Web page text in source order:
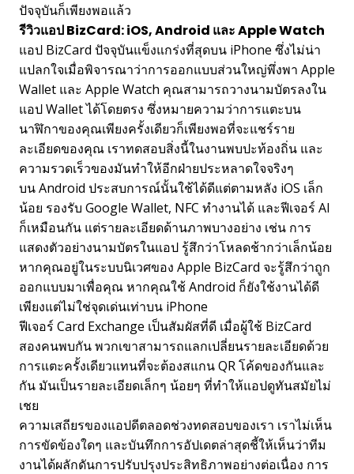
ปัจจุบันก็เพียงพอแล้ว
รีวิวแอป BizCard: iOS, Android และ Apple Watch
แอป BizCard ปัจจุบันแข็งแกร่งที่สุดบน iPhone ซึ่งไม่น่า
แปลกใจเมื่อพิจารณาว่าการออกแบบส่วนใหญ่พึ่งพา Apple
Wallet และ Apple Watch คุณสามารถวางนามบัตรลงใน
แอป Wallet ได้โดยตรง ซึ่งหมายความว่าการแตะบน
นาฬิกาของคุณเพียงครั้งเดียวก็เพียงพอที่จะแชร์ราย
ละเอียดของคุณ เราทดสอบสิ่งนี้ในงานพบปะท้องถิ่น และ
ความรวดเร็วของมันทำให้อีกฝ่ายประหลาดใจจริงๆ
บน Android ประสบการณ์นั้นใช้ได้ดีแต่ตามหลัง iOS เล็ก
น้อย รองรับ Google Wallet, NFC ทำงานได้ และฟีเจอร์ AI
ก็เหมือนกัน แต่รายละเอียดด้านภาพบางอย่าง เช่น การ
แสดงตัวอย่างนามบัตรในแอป รู้สึกว่าโหลดช้ากว่าเล็กน้อย
หากคุณอยู่ในระบบนิเวศของ Apple BizCard จะรู้สึกว่าถูก
ออกแบบมาเพื่อคุณ หากคุณใช้ Android ก็ยังใช้งานได้ดี
เพียงแต่ไม่ใช่จุดเด่นเท่าบน iPhone
ฟีเจอร์ Card Exchange เป็นสัมผัสที่ดี เมื่อผู้ใช้ BizCard
สองคนพบกัน พวกเขาสามารถแลกเปลี่ยนรายละเอียดด้วย
การแตะครั้งเดียวแทนที่จะต้องสแกน QR โค้ดของกันและ
กัน มันเป็นรายละเอียดเล็กๆ น้อยๆ ที่ทำให้แอปดูทันสมัยไม่
เชย
ความเสถียรของแอปดีตลอดช่วงทดสอบของเรา เราไม่เห็น
การขัดข้องใดๆ และบันทึกการอัปเดตล่าสุดชี้ให้เห็นว่าทีม
งานได้ผลักดันการปรับปรุงประสิทธิภาพอย่างต่อเนื่อง การ